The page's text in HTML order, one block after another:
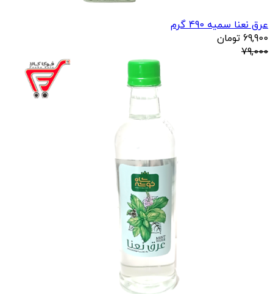
عرق نعنا سمیه 490 گرم
69,900 تومان
79,000